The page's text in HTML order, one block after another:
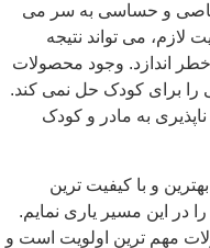
خاصی و حساسی به سر می
لازم، می تواند نتیجه
اندازد. وجود محصولات
را برای کودک حل نمی کند.
به مادر و کودک
و با کیفیت ترین
در این مسیر یاری نمایم.
مهم ترین اولویت است و